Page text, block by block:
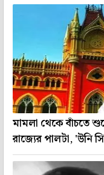
মামলা থেকে বাঁচতে
রাজ্যের পালটা, 'উনি